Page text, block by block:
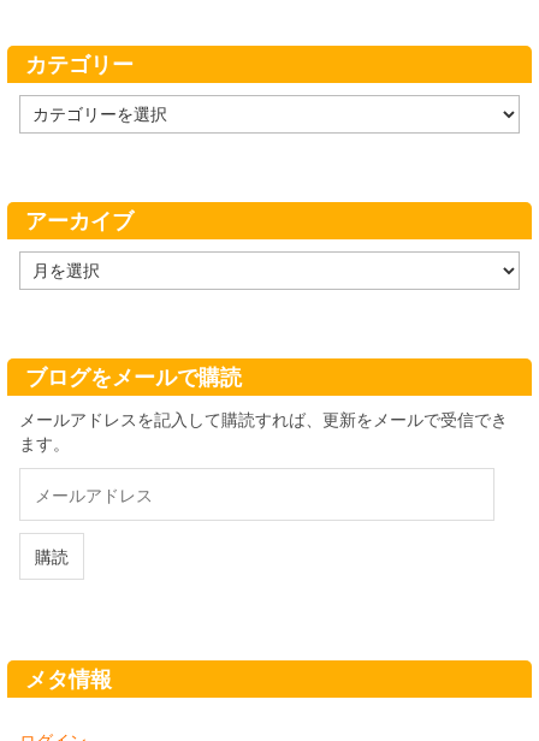
カテゴリー
テ
ー
アーカイブ
ー
ブ
ブログをメールで購読
メールアドレスを記入して購読すれば、更新をメールで受信でき
ます。
ル
ド
購読
メタ情報